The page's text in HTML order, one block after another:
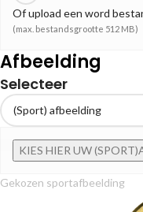
Of upload een word
(max. bestandsgrootte 512 MB)
Afbeelding
Selecteer
KIES HIER UW
Gekozen sportafbeelding